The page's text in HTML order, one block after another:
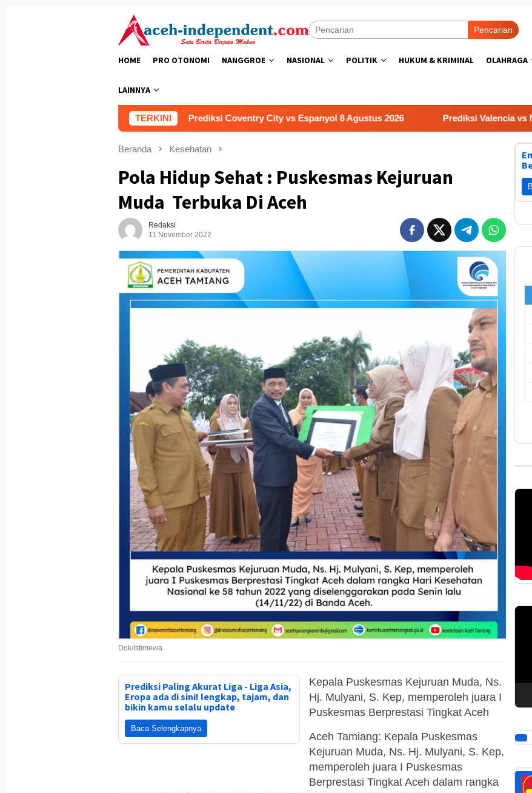
Pencarian
HOME PRO OTONOMI NANGGROE NASIONAL POLITIK HUKUM & KRIMINAL OLAHRAGA
LAINNYA
TERKINI
Prediksi Coventry City vs Espanyol 8 Agustus 2026 Prediksi Valencia vs Newcastle
Beranda Kesehatan
Pola Hidup Sehat : Puskesmas Kejuruan
Muda Terbuka Di Aceh
Redaksi
11 November 2022
Dok/Istimewa
Prediksi Paling Akurat Liga - Liga Asia,
Eropa ada di sini! lengkap, tajam, dan
bikin kamu selalu update
Baca Selengkapnya
Kepala Puskesmas Kejuruan Muda, Ns.
Hj. Mulyani, S. Kep, memperoleh juara I
Puskesmas Berprestasi Tingkat Aceh
Aceh Tamiang: Kepala Puskesmas
Kejuruan Muda, Ns. Hj. Mulyani, S. Kep,
memperoleh juara I Puskesmas
Berprestasi Tingkat Aceh dalam rangka